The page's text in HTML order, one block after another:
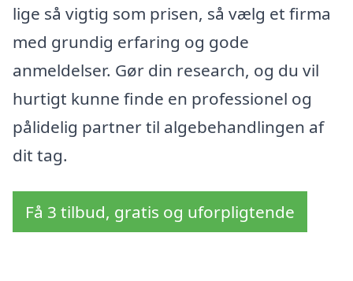
lige så vigtig som prisen, så vælg et firma
med grundig erfaring og gode
anmeldelser. Gør din research, og du vil
hurtigt kunne finde en professionel og
pålidelig partner til algebehandlingen af
dit tag.
Få 3 tilbud, gratis og uforpligtende